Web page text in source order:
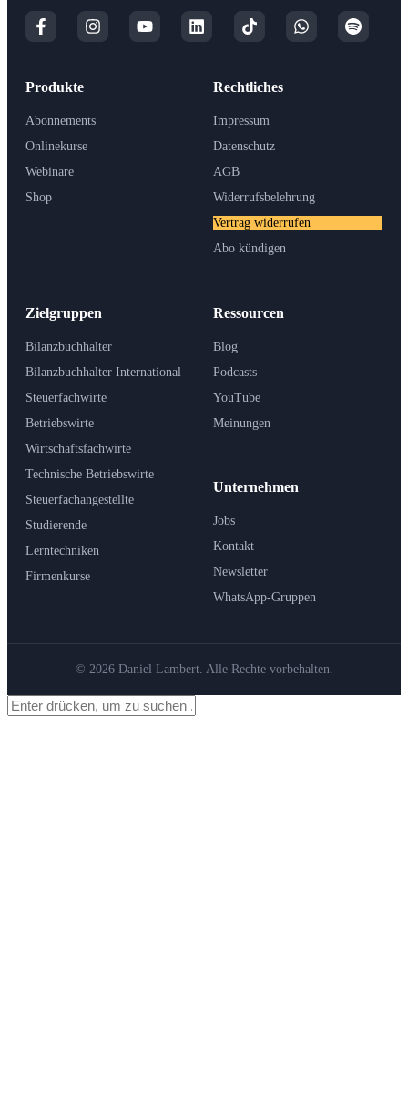
Produkte
Abonnements
Onlinekurse
Webinare
Shop
Zielgruppen
Bilanzbuchhalter
Bilanzbuchhalter International
Steuerfachwirte
Betriebswirte
Wirtschaftsfachwirte
Technische Betriebswirte
Steuerfachangestellte
Studierende
Lerntechniken
Firmenkurse
Ressourcen
Blog
Podcasts
YouTube
Meinungen
Unternehmen
Jobs
Kontakt
Newsletter
WhatsApp-Gruppen
Rechtliches
Impressum
Datenschutz
AGB
Widerrufsbelehrung
Vertrag widerrufen
Abo kündigen
© 2026 Daniel Lambert. Alle Rechte vorbehalten.